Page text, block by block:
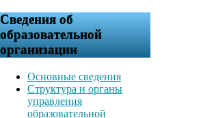
Сведения об
образовательной
организации
Основные сведения
Структура и органы
управления
образовательной